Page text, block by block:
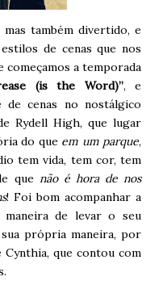
também divertido, e
de cenas que nos
começamos a temporada
(is the Word)”, e
de cenas no nostálgico
Rydell High, que lugar
do que em um parque,
tem vida, tem cor, tem
que não é hora de nos
! Foi bom acompanhar a
maneira de levar o seu
própria maneira, por
Cynthia, que contou com